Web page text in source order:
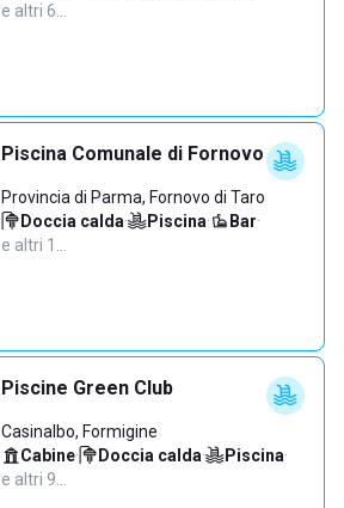
e altri 6…
Piscina Comunale di Fornovo
Provincia di Parma, Fornovo di Taro
Doccia calda· Piscina· Bar·
e altri 1…
Piscine Green Club
Casinalbo, Formigine
Cabine· Doccia calda· Piscina·
e altri 9…